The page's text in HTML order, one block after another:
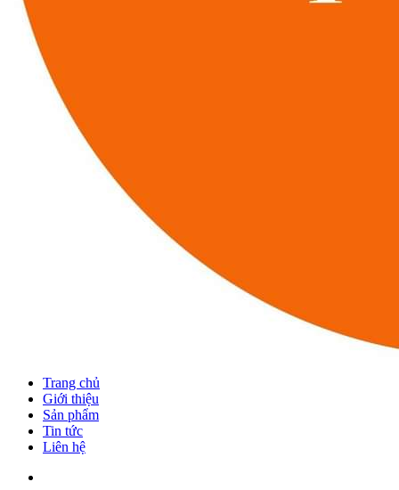
Trang chủ
Giới thiệu
Sản phẩm
Tin tức
Liên hệ